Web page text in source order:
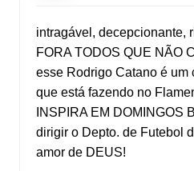
intragável, decepcionante,
FORA TODOS QUE NÃO
esse Rodrigo Catano é um
que está fazendo no
INSPIRA EM DOMINGOS
dirigir o Depto. de Futebol
amor de DEUS!